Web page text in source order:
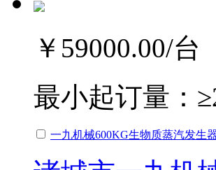
￥59000.00/台
最小起订量：
一九机械600KG生物质蒸汽发生